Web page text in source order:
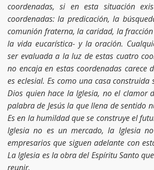
coordenadas, si en esta situación
coordenadas: la predicación, la
comunión fraterna, la caridad, la
la vida eucarística- y la oración.
ser evaluada a la luz de estas cuatro
no encaja en estas coordenadas carece
es eclesial. Es como una casa construida
Dios quien hace la Iglesia, no el clamor
palabra de Jesús la que llena de sentido
Es en la humildad que se construye el
Iglesia no es un mercado, la Iglesia
empresarios que siguen adelante con
La Iglesia es la obra del Espíritu Santo
reunir.